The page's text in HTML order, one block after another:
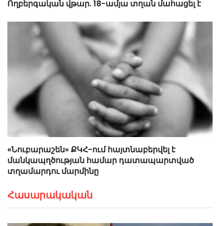
Ողբերգական վթար. 18-ամյա տղան մահացել է
«Նուբարաշեն» ՔԿՀ-ում հայտնաբերվել է
մանկապղծության համար դատապարտված
տղամարդու մարմինը
Հասարակական